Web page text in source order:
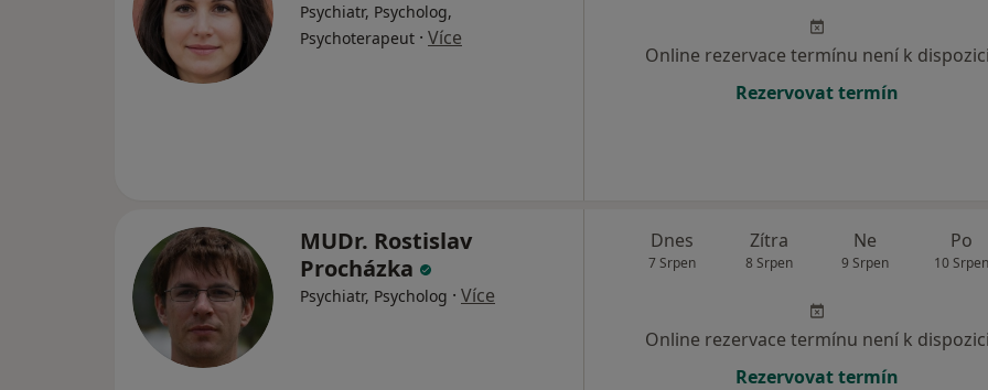
Psychiatr, Psycholog,
Psychoterapeut · Více
Online rezervace termínu není k dispozici
Rezervovat termín
MUDr. Rostislav
Procházka
Psychiatr, Psycholog · Více
Dnes
7 Srpen
Zítra
8 Srpen
Ne
9 Srpen
Po
10 Srpen
Online rezervace termínu není k dispozici
Rezervovat termín